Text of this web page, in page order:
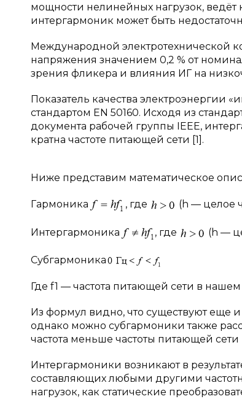
мощности нелинейных нагрузок, ведёт
интергармоник может быть
Международной электротехнической
напряжения значением 0,2 % от
зрения фликера и влияния ИГ на
Показатель качества электроэнергии
стандартом EN 50160. Исходя из
документа рабочей группы IEEE,
кратна частоте питающей сети [1].
Ниже представим математическое
Гармоника , где (h — целое
Интергармоника , где (h —
Субгармоника
Где f1 — частота питающей сети в нашем
Из формул видно, что существуют еще
однако можно субгармоники также
частота меньше частоты питающей сети
Интергармоники возникают в
составляющих любыми другими
нагрузок, как статические